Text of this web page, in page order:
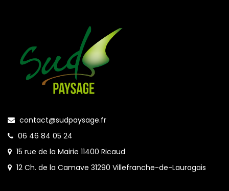
contact@sudpaysage.fr
06 46 84 05 24
15 rue de la Mairie 11400 Ricaud
12 Ch. de la Camave 31290 Villefranche-de-Lauragais